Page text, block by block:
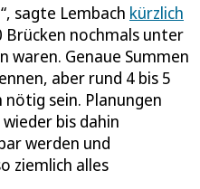
sagte Lembach kürzlich
Brücken nochmals unter
waren. Genaue Summen
aber rund 4 bis 5
sein. Planungen
bis dahin
werden und
ziemlich alles